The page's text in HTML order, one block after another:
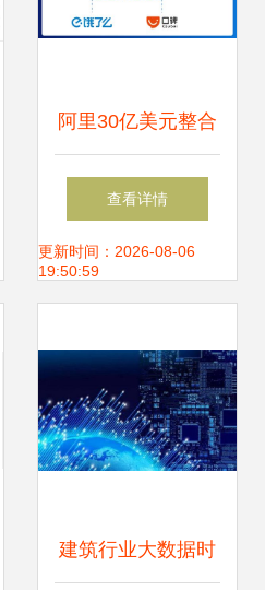
阿里30亿美元整合
本地生活服务，张
勇挂帅构建大数据
查看详情
更新时间：2026-08-06
19:50:59
建筑行业大数据时